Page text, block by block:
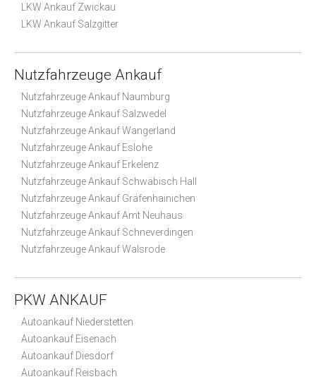
LKW Ankauf Zwickau
LKW Ankauf Salzgitter
Nutzfahrzeuge Ankauf
Nutzfahrzeuge Ankauf Naumburg
Nutzfahrzeuge Ankauf Salzwedel
Nutzfahrzeuge Ankauf Wangerland
Nutzfahrzeuge Ankauf Eslohe
Nutzfahrzeuge Ankauf Erkelenz
Nutzfahrzeuge Ankauf Schwäbisch Hall
Nutzfahrzeuge Ankauf Gräfenhainichen
Nutzfahrzeuge Ankauf Amt Neuhaus
Nutzfahrzeuge Ankauf Schneverdingen
Nutzfahrzeuge Ankauf Walsrode
PKW ANKAUF
Autoankauf Niederstetten
Autoankauf Eisenach
Autoankauf Diesdorf
Autoankauf Reisbach